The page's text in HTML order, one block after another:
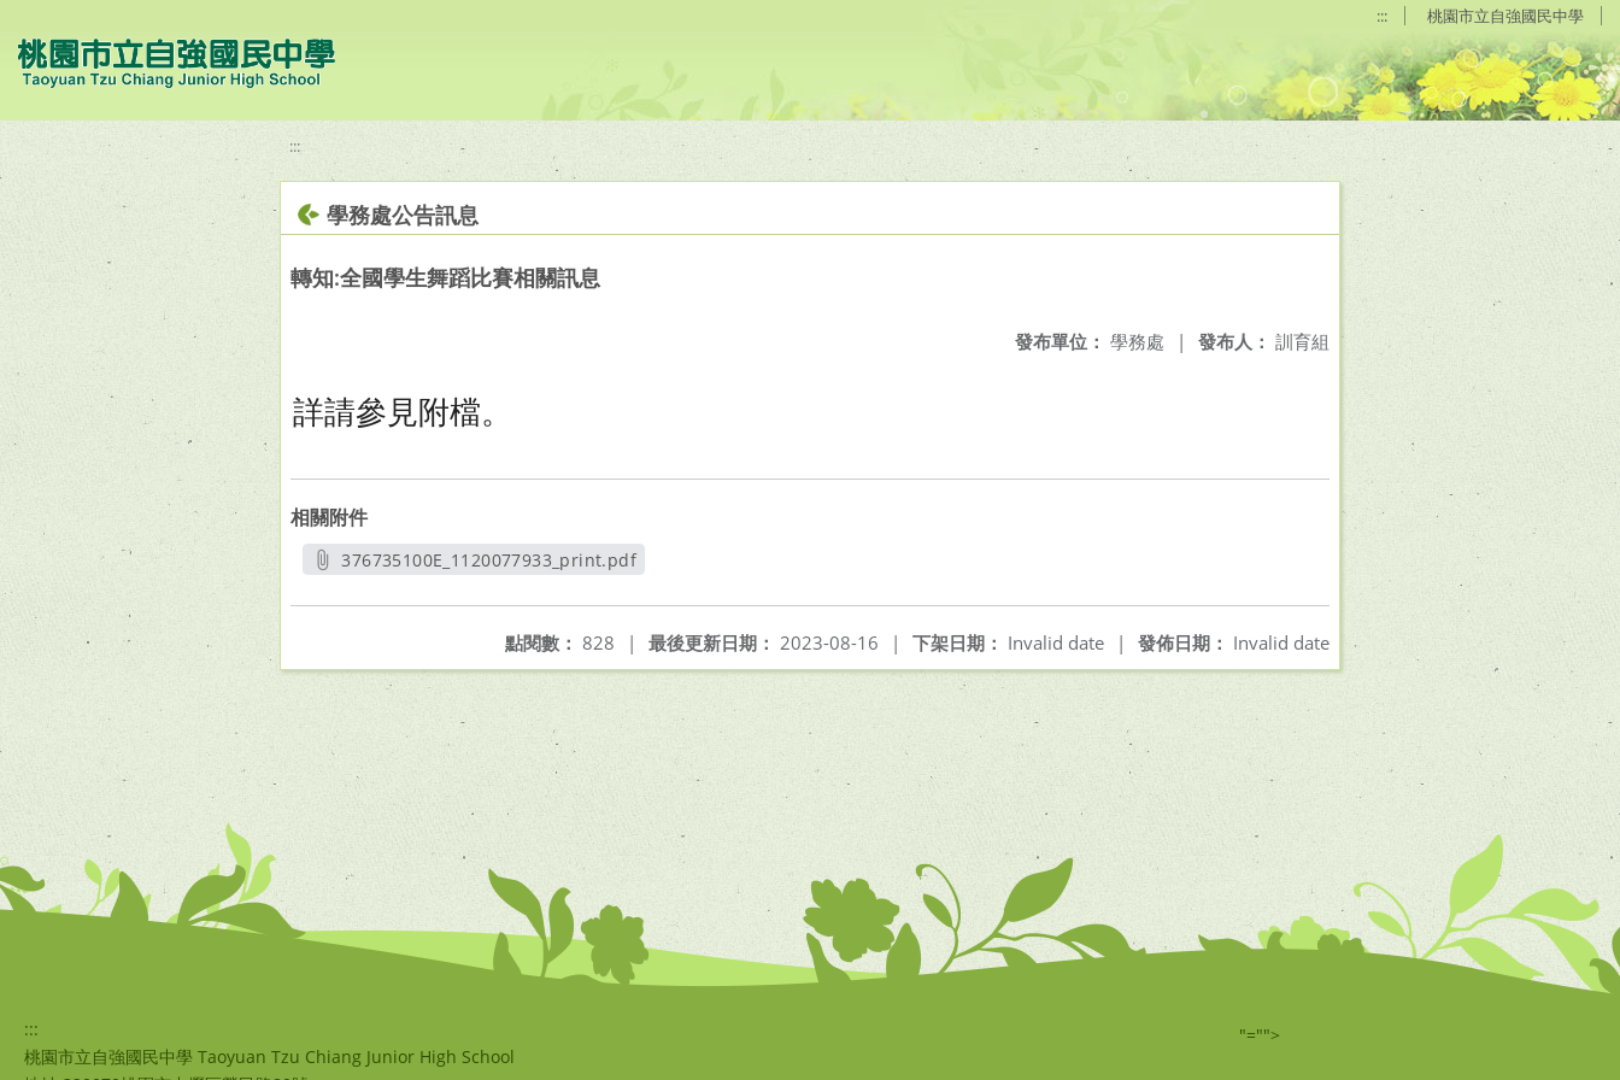
::: 桃園市立自強國民中學
:::
學務處公告訊息
轉知:全國學生舞蹈比賽相關訊息
發布人： 訓育組
發布單位： 學務處 |
詳請參見附檔。
相關附件
376735100E_1120077933_print.pdf
發佈日期： Invalid date
下架日期： Invalid date |
最後更新日期： 2023-08-16 |
點閱數： 828 |
:::
桃園市立自強國民中學 Taoyuan Tzu Chiang Junior High School
"="">